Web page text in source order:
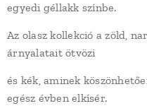
egyedi géllakk színbe.
Az olasz kollekció a zöld,
árnyalatait ötvözi
és kék, aminek
egész évben elkísér.